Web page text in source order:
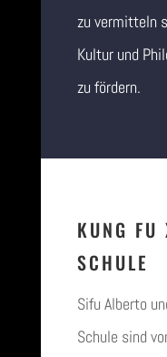
zu vermitteln
Kultur und
zu fördern.
KUNG FU
SCHULE
Sifu Alberto
Schule sind